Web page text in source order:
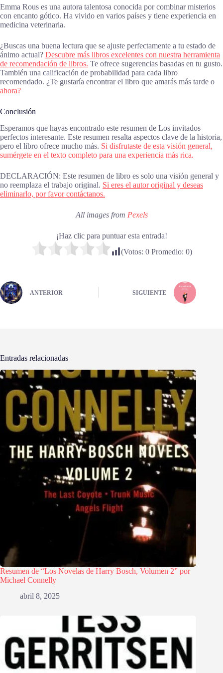
Emma Rous es una autora talentosa conocida por combinar misterios
con encanto gótico. Ha vivido en varios países y tiene experiencia en
medicina veterinaria.
¿Buscas una buena lectura que se ajuste perfectamente a tu estado de
ánimo actual? Descubre más libros excelentes con nuestra herramienta
de recomendación de libros. Te ofrece sugerencias basadas en tu gusto.
También una calificación de probabilidad para cada libro
recomendado. ¿Te gustaría encontrar el libro que amarás más tarde o
ahora?
Conclusión
Esperamos que hayas encontrado este resumen de Los invitados
perfectos interesante. Este resumen resalta aspectos clave de la historia,
pero el libro ofrece mucho más. Si disfrutaste de esta visión general,
sumérgete en el texto completo para una experiencia más rica.
DECLARACIÓN: Este resumen de libro es solo una visión general y
no reemplaza el trabajo original. Si eres el autor original y deseas
eliminarlo, por favor contáctanos.
All images from Pexels
¡Haz clic para puntuar esta entrada!
(Votos: 0Promedio: 0)
ANTERIOR SIGUIENTE
Entradas relacionadas
Resumen de “Los Novelas de Harry Bosch, Volumen 2” por
Michael Connelly
abril 8, 2025